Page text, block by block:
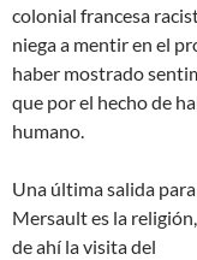
colonial francesa
niega a mentir en el
haber mostrado
que por el hecho de
humano.
Una última salida para
Mersault es la religión,
de ahí la visita del